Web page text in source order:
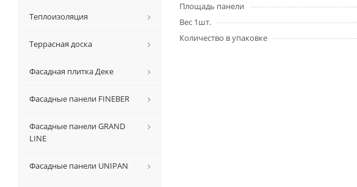
Площадь панели
Вес 1шт.
Количество в упаковке
Теплоизоляция
Террасная доска
Фасадная плитка Деке
Фасадные панели FINEBER
Фасадные панели GRAND
LINE
Фасадные панели UNIPAN